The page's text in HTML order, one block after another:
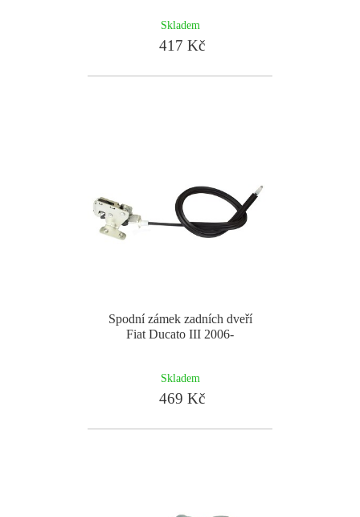
Skladem
417 Kč
Spodní zámek zadních dveří
Fiat Ducato III 2006-
Skladem
469 Kč